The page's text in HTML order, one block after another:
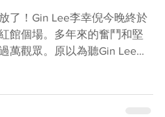
了！Gin Lee李幸倪今晚終於
館個場。多年來的奮鬥和堅
萬觀眾。原以為聽Gin Lee的